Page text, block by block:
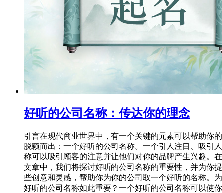
好听的公司名称：传达你的理念
引言在现代商业世界中，有一个关键的元素可以帮助你
脱颖而出：一个好听的公司名称。一个引人注目、吸引
称可以吸引顾客的注意并让他们对你的品牌产生兴趣。
文章中，我们将探讨好听的公司名称的重要性，并为你
些创意和灵感，帮助你为你的公司取一个好听的名称。
好听的公司名称如此重要？一个好听的公司名称可以使